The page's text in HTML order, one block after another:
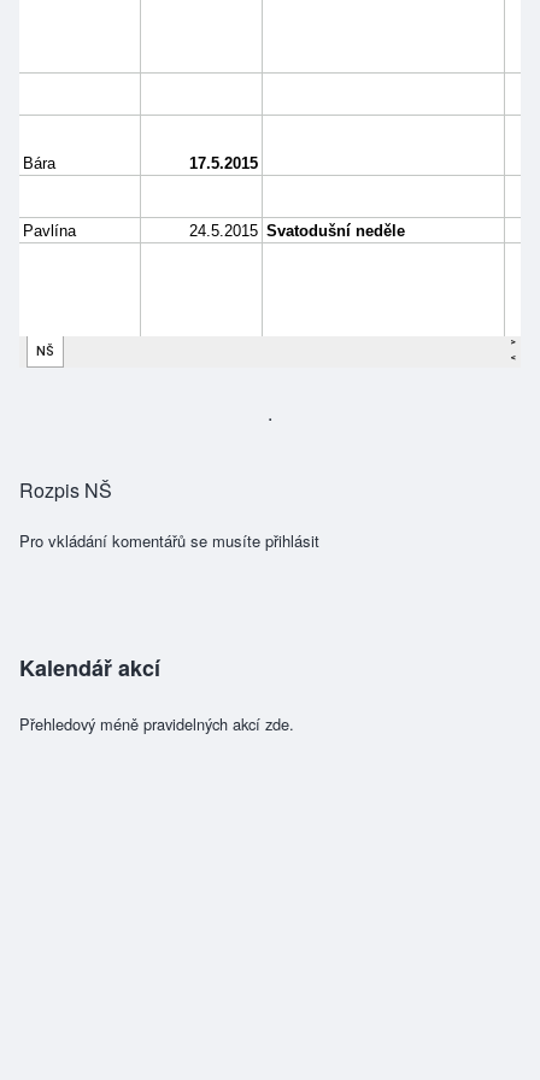
.
Rozpis NŠ
Pro vkládání komentářů se musíte přihlásit
Kalendář akcí
Přehledový méně pravidelných akcí zde.